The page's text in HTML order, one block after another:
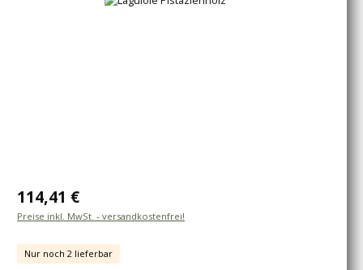
Regulärer Preis:
114,41 €
Preise inkl. MwSt. - versandkostenfrei!
Nur noch 2 lieferbar